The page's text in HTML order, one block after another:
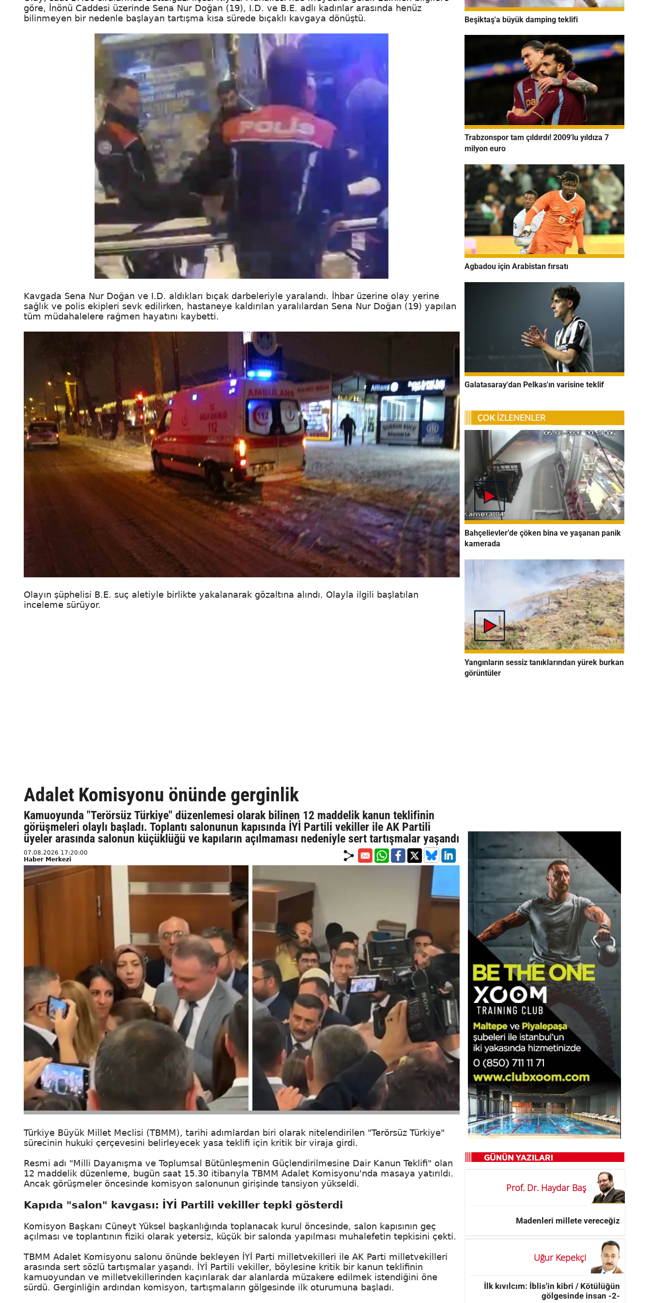
göre, İnönü Caddesi üzerinde Sena Nur Doğan (19), I.D. ve B.E. adlı kadınlar arasında henüz
bilinmeyen bir nedenle başlayan tartışma kısa sürede bıçaklı kavgaya dönüştü.
Kavgada Sena Nur Doğan ve I.D. aldıkları bıçak darbeleriyle yaralandı. İhbar üzerine olay yerine
sağlık ve polis ekipleri sevk edilirken, hastaneye kaldırılan yaralılardan Sena Nur Doğan (19) yapılan
tüm müdahalelere rağmen hayatını kaybetti.
Olayın şüphelisi B.E. suç aletiyle birlikte yakalanarak gözaltına alındı. Olayla ilgili başlatılan
inceleme sürüyor.
Adalet Komisyonu önünde gerginlik
Kamuoyunda "Terörsüz Türkiye" düzenlemesi olarak bilinen 12 maddelik kanun teklifinin
görüşmeleri olaylı başladı. Toplantı salonunun kapısında İYİ Partili vekiller ile AK Partili
üyeler arasında salonun küçüklüğü ve kapıların açılmaması nedeniyle sert tartışmalar yaşandı
07.08.2026 17:20:00
Haber Merkezi
Türkiye Büyük Millet Meclisi (TBMM), tarihi adımlardan biri olarak nitelendirilen "Terörsüz Türkiye"
sürecinin hukuki çerçevesini belirleyecek yasa teklifi için kritik bir viraja girdi.
Resmi adı "Milli Dayanışma ve Toplumsal Bütünleşmenin Güçlendirilmesine Dair Kanun Teklifi" olan
12 maddelik düzenleme, bugün saat 15.30 itibarıyla TBMM Adalet Komisyonu'nda masaya yatırıldı.
Ancak görüşmeler öncesinde komisyon salonunun girişinde tansiyon yükseldi.
Kapıda "salon" kavgası: İYİ Partili vekiller tepki gösterdi
Komisyon Başkanı Cüneyt Yüksel başkanlığında toplanacak kurul öncesinde, salon kapısının geç
açılması ve toplantının fiziki olarak yetersiz, küçük bir salonda yapılması muhalefetin tepkisini çekti.
TBMM Adalet Komisyonu salonu önünde bekleyen İYİ Parti milletvekilleri ile AK Parti milletvekilleri
arasında sert sözlü tartışmalar yaşandı. İYİ Partili vekiller, böylesine kritik bir kanun teklifinin
kamuoyundan ve milletvekillerinden kaçırılarak dar alanlarda müzakere edilmek istendiğini öne
sürdü. Gerginliğin ardından komisyon, tartışmaların gölgesinde ilk oturumuna başladı.
Beşiktaş'a büyük damping teklifi
Trabzonspor tam çıldırdı! 2009'lu yıldıza 7
milyon euro
Agbadou için Arabistan fırsatı
Galatasaray'dan Pelkas'ın varisine teklif
Bahçelievler’de çöken bina ve yaşanan panik
kamerada
Yangınların sessiz tanıklarından yürek burkan
görüntüler
Prof. Dr. Haydar Baş
Madenleri millete vereceğiz
Uğur Kepekçi
İlk kıvılcım: İblis'in kibri / Kötülüğün
gölgesinde insan -2-